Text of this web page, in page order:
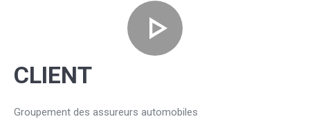
CLIENT
Groupement des assureurs automobiles